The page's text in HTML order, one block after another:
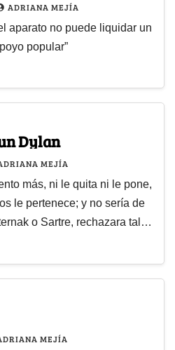
ADRIANA MEJÍA
aparato no puede liquidar un
popular”
Dylan
MEJÍA
más, ni le quita ni le pone,
le pertenece; y no sería de
o Sartre, rechazara tal…
MEJÍA